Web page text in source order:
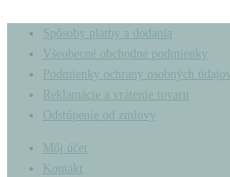
Spôsoby platby a dodania
Všeobecné obchodné podmienky
Podmienky ochrany osobných údajov
Reklamácie a vrátenie tovaru
Odstúpenie od zmluvy
Môj účet
Kontakt